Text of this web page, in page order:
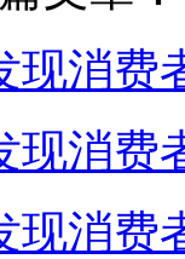
现消费
现消费
现消费